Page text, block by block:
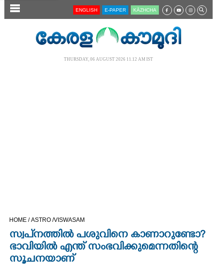
SECTIONS
OPINION
ENGLISH E-PAPER KĀZHCHA
THURSDAY, 06 AUGUST 2026 11.12 AM IST
HOME /ASTRO /VISWASAM
സ്വപ്‌നത്തിൽ പശുവിനെ കാണാറുണ്ടോ?
ഭാവിയിൽ എന്ത് സംഭവിക്കുമെന്നതിന്റെ
സൂചനയാണ്